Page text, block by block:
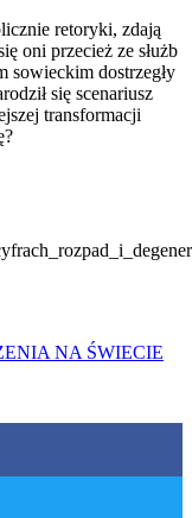
retoryki, zdają
oni przecież ze służb
sowieckim dostrzegły
się scenariusz
transformacji
NA ŚWIECIE